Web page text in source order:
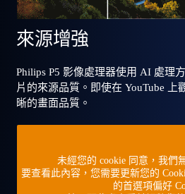
來源增強
Philips P5 影像處理器使用 AI 處理
片的來源品質。即使在 YouTube 上
晰的畫面品質。
未經您的 cookie 同意，我們
要查看此內容，您需要更新您的
的首選項偏好